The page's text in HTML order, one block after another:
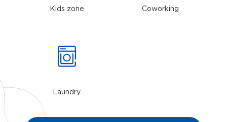
Kids zone Coworking
Laundry